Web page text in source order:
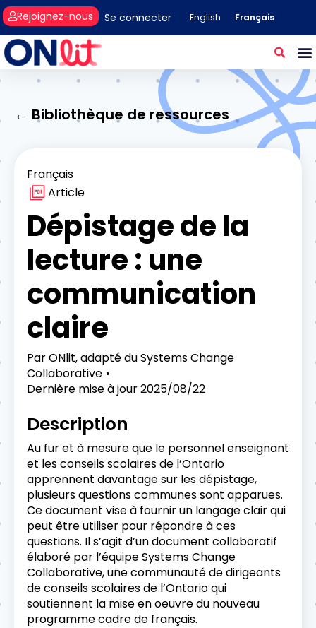
Se connecter
Rejoignez-nous English Français
← Bibliothèque de ressources
Français
Article
Dépistage de la
lecture : une
communication
claire
ParONlit, adapté du Systems Change
Collaborative
Dernière mise à jour2025/08/22
Description
Au fur et à mesure que le personnel enseignant
et les conseils scolaires de l’Ontario
apprennent davantage sur les dépistage,
plusieurs questions communes sont apparues.
Ce document vise à fournir un langage clair qui
peut être utiliser pour répondre à ces
questions. Il s’agit d’un document collaboratif
élaboré par l’équipe Systems Change
Collaborative, une communauté de dirigeants
de conseils scolaires de l’Ontario qui
soutiennent la mise en oeuvre du nouveau
programme cadre de français.